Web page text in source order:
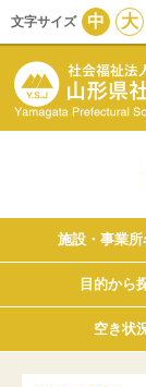
文字サイズ 中 大
施設・事業所
目的から
空き状